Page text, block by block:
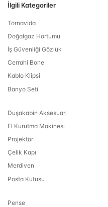
İlgili Kategoriler
Tornavida
Doğalgaz Hortumu
İş Güvenliği Gözlük
Cerrahi Bone
Kablo Klipsi
Banyo Seti
Duşakabin Aksesuarı
El Kurutma Makinesi
Projektör
Çelik Kapı
Merdiven
Posta Kutusu
Pense